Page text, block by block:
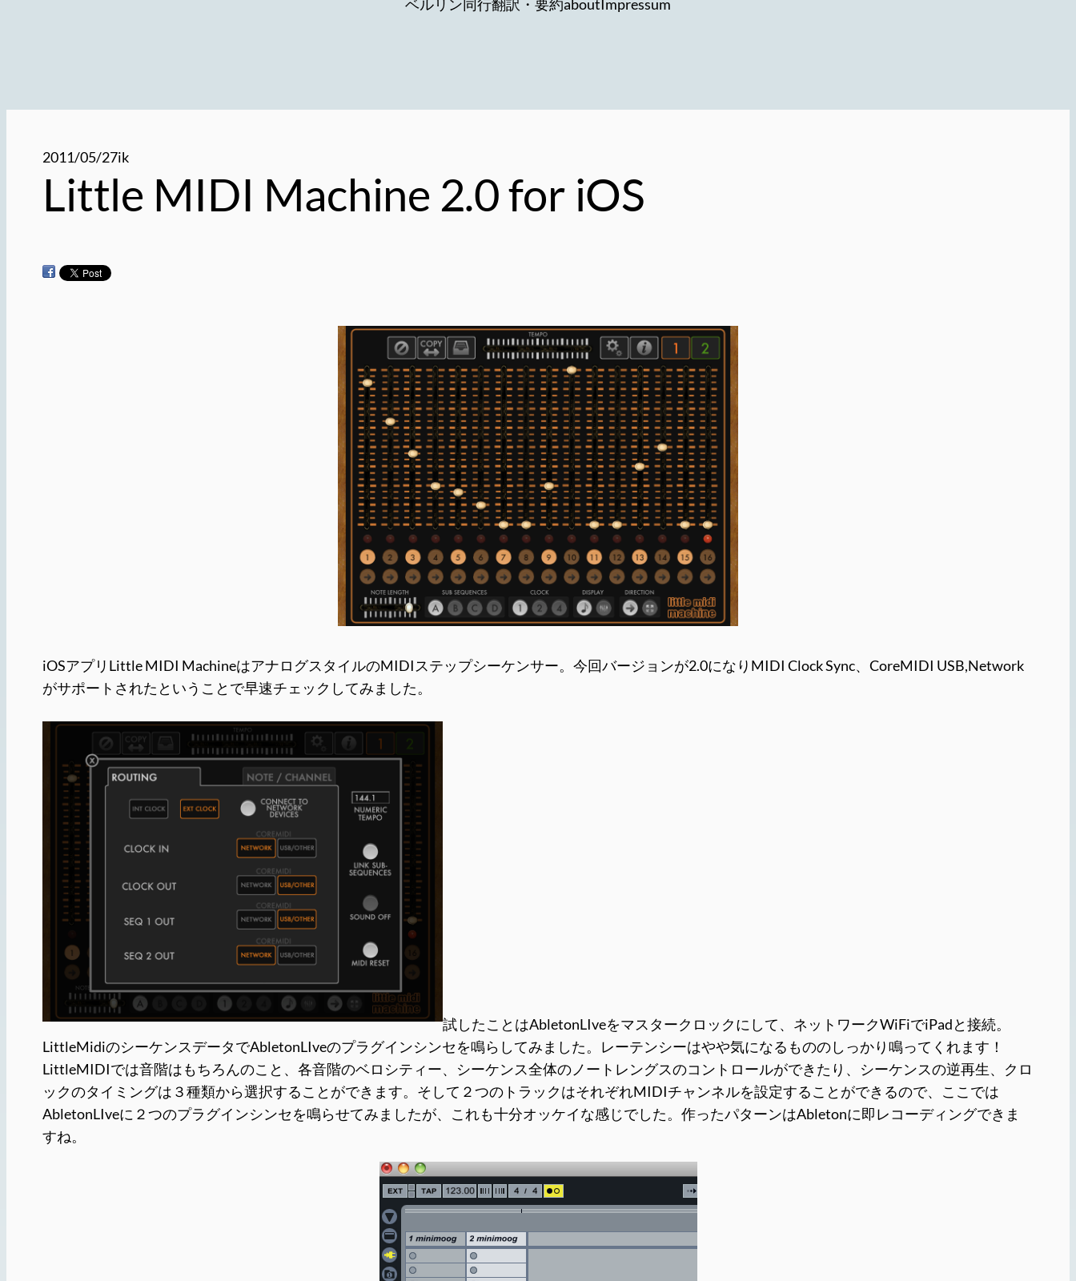
ベルリン同行翻訳・要約aboutImpressum
2011/05/27ik
Little MIDI Machine 2.0 for iOS
iOSアプリLittle MIDI MachineはアナログスタイルのMIDIステップシーケンサー。今回バージョンが2.0になりMIDI Clock Sync、CoreMIDI USB,Network
がサポートされたということで早速チェックしてみました。
試したことはAbletonLIveをマスタークロックにして、ネットワークWiFiでiPadと接続。
LittleMidiのシーケンスデータでAbletonLIveのプラグインシンセを鳴らしてみました。レーテンシーはやや気になるもののしっかり鳴ってくれます！
LittleMIDIでは音階はもちろんのこと、各音階のベロシティー、シーケンス全体のノートレングスのコントロールができたり、シーケンスの逆再生、クロ
ックのタイミングは３種類から選択することができます。そして２つのトラックはそれぞれMIDIチャンネルを設定することができるので、ここでは
AbletonLIveに２つのプラグインシンセを鳴らせてみましたが、これも十分オッケイな感じでした。作ったパターンはAbletonに即レコーディングできま
すね。